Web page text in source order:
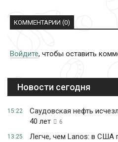
КОММЕНТАРИИ (0)
Войдите, чтобы оставить
Новости сегодня
15:22
Саудовская нефть
40 лет
6
13:25
Легче, чем Lanos: в США